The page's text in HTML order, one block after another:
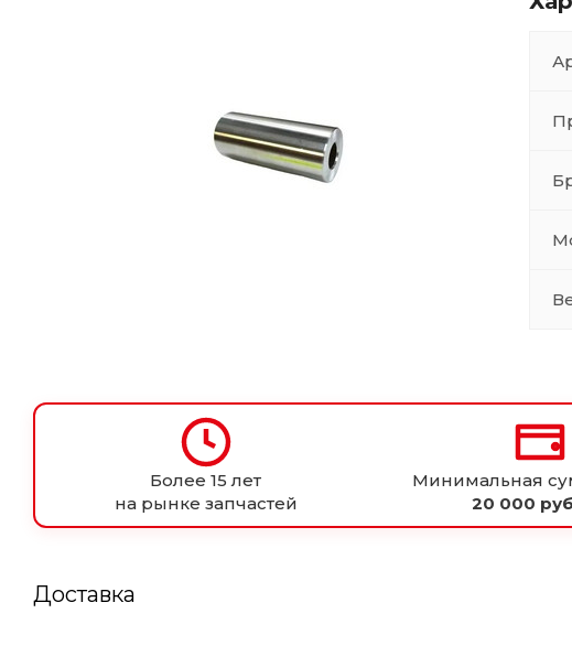
Более 15 лет
на рынке запчастей
Минимальная
20 000
Доставка